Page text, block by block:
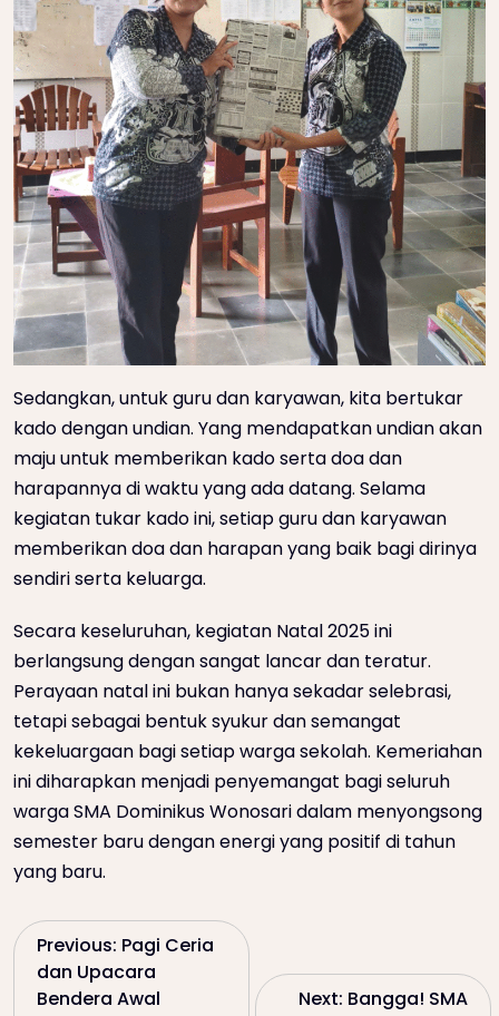
Sedangkan, untuk guru dan karyawan, kita bertukar
kado dengan undian. Yang mendapatkan undian akan
maju untuk memberikan kado serta doa dan
harapannya di waktu yang ada datang. Selama
kegiatan tukar kado ini, setiap guru dan karyawan
memberikan doa dan harapan yang baik bagi dirinya
sendiri serta keluarga.
Secara keseluruhan, kegiatan Natal 2025 ini
berlangsung dengan sangat lancar dan teratur.
Perayaan natal ini bukan hanya sekadar selebrasi,
tetapi sebagai bentuk syukur dan semangat
kekeluargaan bagi setiap warga sekolah. Kemeriahan
ini diharapkan menjadi penyemangat bagi seluruh
warga SMA Dominikus Wonosari dalam menyongsong
semester baru dengan energi yang positif di tahun
yang baru.
P Previous: Pagi Ceria
dan Upacara
Bendera Awal
Next: Bangga! SMA